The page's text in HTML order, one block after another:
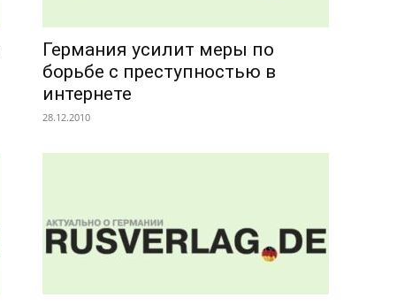
Германия усилит меры по
борьбе с преступностью в
интернете
28.12.2010